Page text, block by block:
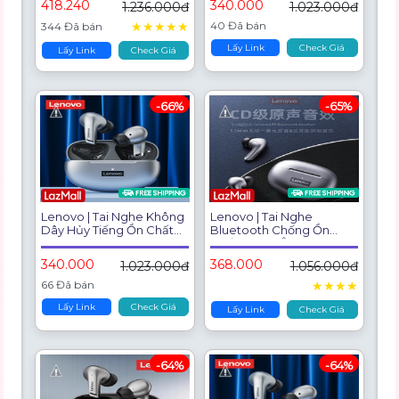
Thanh Cao Cấp
418.240 1.236.000đ
344 Đã bán ★★★★★
Lấy Link Check Giá
340.000 1.023.000đ
40 Đã bán
Lấy Link Check Giá
Lenovo | Tai Nghe Không
Dây Hủy Tiếng Ồn Chất
Lượng Cao
340.000 1.023.000đ
66 Đã bán
Lấy Link Check Giá
-66%
Lenovo | Tai Nghe
Bluetooth Chống Ồn
Chất Lượng Âm Thanh
Cao Cho Thể Thao
368.000
1.056.000đ
★★★★
Lấy Link Check Giá
-65%
-64% -64%